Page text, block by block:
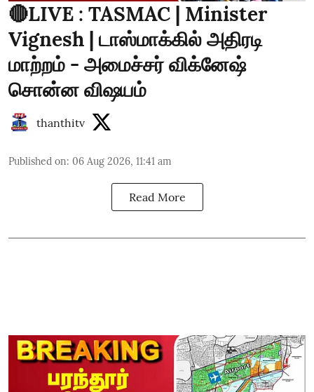
🔴LIVE : TASMAC | Minister
Vignesh | டாஸ்மாக்கில் அதிரடி
மாற்றம் - அமைச்சர் விக்னேஷ்
சொன்ன விஷயம்
thanthitv
Published on: 06 Aug 2026, 11:41 am
Read More